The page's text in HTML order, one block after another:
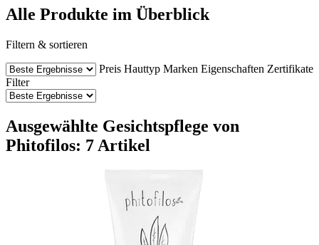
Alle Produkte im Überblick
Filtern & sortieren
Preis Hauttyp Marken Eigenschaften Zertifikate
Filter
Ausgewählte Gesichtspflege von
Phitofilos: 7 Artikel